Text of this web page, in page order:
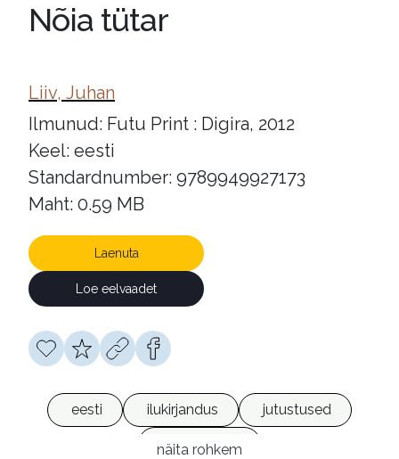
Nõia tütar
Liiv, Juhan
Ilmunud: Futu Print : Digira, 2012
Keel: eesti
Standardnumber: 9789949927173
Maht: 0.59 MB
Laenuta
Loe eelvaadet
eesti ilukirjandus
jutustused
e-raamatud
näita rohkem